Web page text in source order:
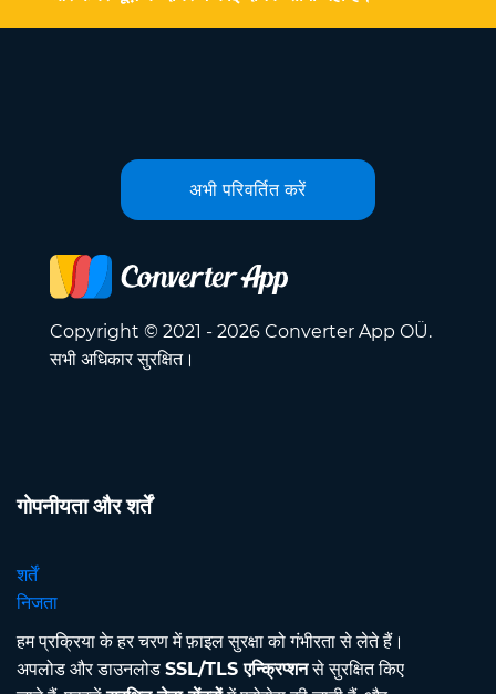
अभी परिवर्तित करें
Copyright © 2021 - 2026 Converter App OÜ.
सभी अधिकार सुरक्षित।
गोपनीयता और शर्तें
शर्तें
निजता
हम प्रक्रिया के हर चरण में फ़ाइल सुरक्षा को गंभीरता से लेते हैं।
अपलोड और डाउनलोड SSL/TLS एन्क्रिप्शनसे सुरक्षित किए